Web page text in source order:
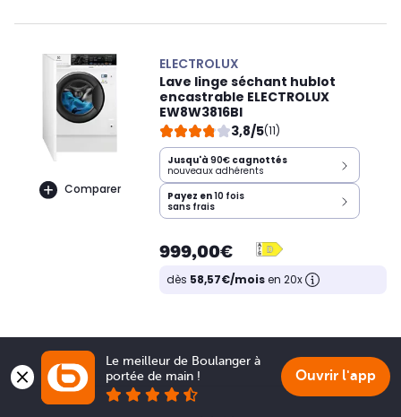
Comparer
ELECTROLUX
Lave linge séchant hublot
encastrable ELECTROLUX
EW8W3816BI
3,8/5(11)
Jusqu'à 90€ cagnottés
nouveaux adhérents
Payez en10 fois
sans frais
999,00€
dès 58,57€/moisen 20x
Le meilleur de Boulanger à
portée de main !
Ouvrir l'app